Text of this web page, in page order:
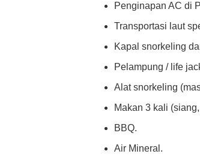
Penginapan AC di
Transportasi laut
Kapal snorkeling
Pelampung / life
Alat snorkeling
Makan 3 kali
BBQ.
Air Mineral.